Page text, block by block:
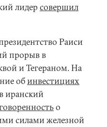
лидер совершил
Раиси
прорыв в
и Тегераном. На
обинвестициях
иранский
о
силами железной